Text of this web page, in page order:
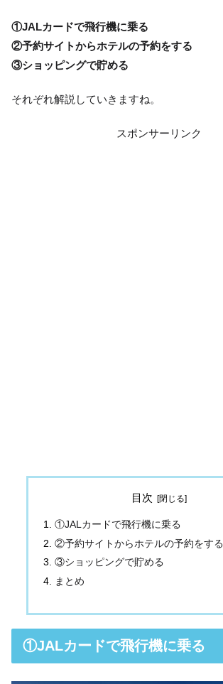
①JALカードで飛行機に乗る
②予約サイトからホテルの予約をする
③ショッピングで貯める
それぞれ解説していきますね。
スポンサーリンク
目次
①JALカードで飛行機に乗る
②予約サイトからホテルの予約をする
③ショッピングで貯める
まとめ
①JALカードで飛行機に乗る